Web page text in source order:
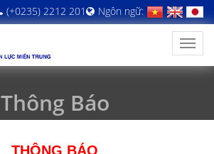
Ngôn ngữ:
(+0235) 2212 201
Thông Báo
THÔNG BÁO